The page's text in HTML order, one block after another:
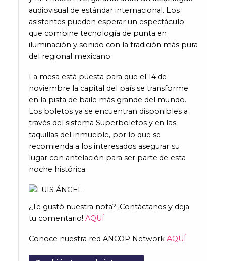
audiovisual de estándar internacional. Los
asistentes pueden esperar un espectáculo
que combine tecnología de punta en
iluminación y sonido con la tradición más pura
del regional mexicano.
La mesa está puesta para que el 14 de
noviembre la capital del país se transforme
en la pista de baile más grande del mundo.
Los boletos ya se encuentran disponibles a
través del sistema Superboletos y en las
taquillas del inmueble, por lo que se
recomienda a los interesados asegurar su
lugar con antelación para ser parte de esta
noche histórica.
¿Te gustó nuestra nota? ¡Contáctanos y deja
tu comentario! AQUÍ
Conoce nuestra red ANCOP Network AQUÍ